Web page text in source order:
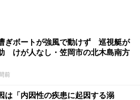
ぎボートが強風で動けず 巡視艇が
けが人なし・笠岡市の北木島南方
前
は「内因性の疾患に起因する溺